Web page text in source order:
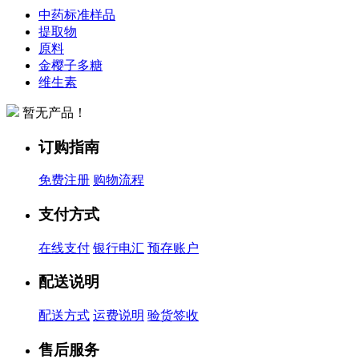
中药标准样品
提取物
原料
金樱子多糖
维生素
暂无产品！
订购指南
免费注册 购物流程
支付方式
在线支付 银行电汇 预存账户
配送说明
配送方式 运费说明 验货签收
售后服务